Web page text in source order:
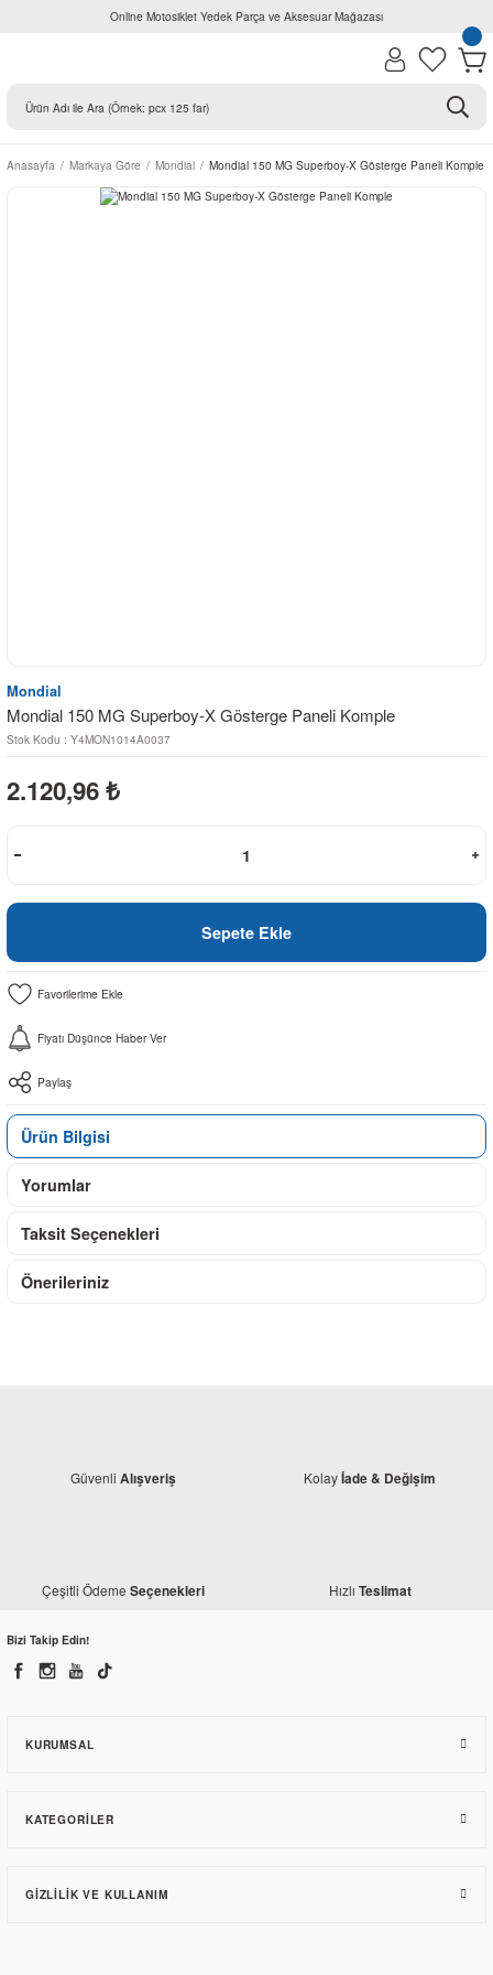
Online Motosiklet Yedek Parça ve Aksesuar Mağazası
Anasayfa Markaya Göre Mondial Mondial 150 MG Superboy-X Gösterge Paneli Komple
Mondial
Mondial 150 MG Superboy-X Gösterge Paneli Komple
Stok Kodu : Y4MON1014A0037
2.120,96 ₺
Sepete Ekle
Fiyatı Düşünce Haber Ver
Paylaş
Ürün Bilgisi
Yorumlar
Taksit Seçenekleri
Önerileriniz
Güvenli Alışveriş Kolayİade & Değişim
Çeşitli Ödeme Seçenekleri Hızlı Teslimat
Bizi Takip Edin!
KURUMSAL
KATEGORILER
GIZLILIK VE KULLANIM